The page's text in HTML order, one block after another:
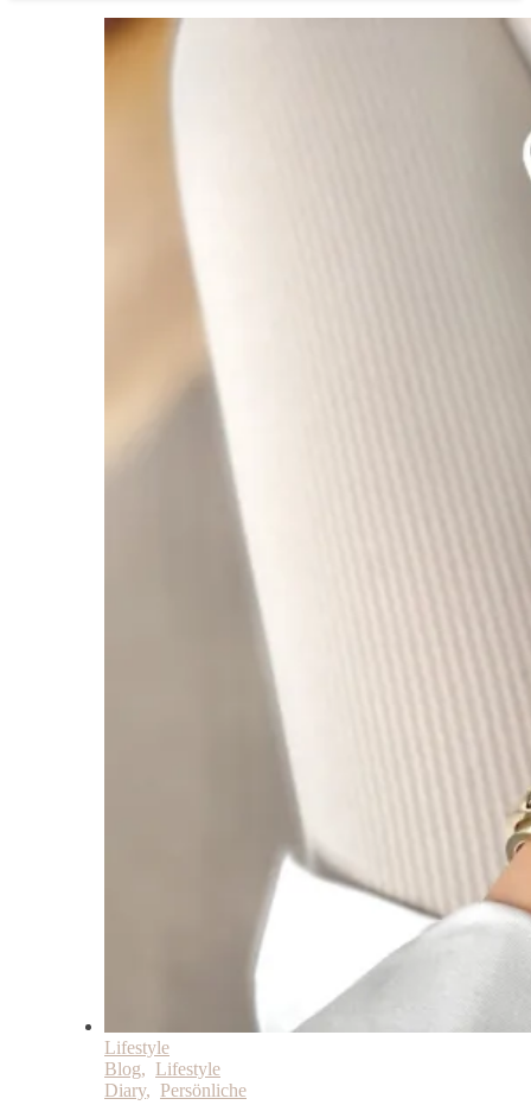
Lifestyle
Blog, Lifestyle
Diary, Persönliche